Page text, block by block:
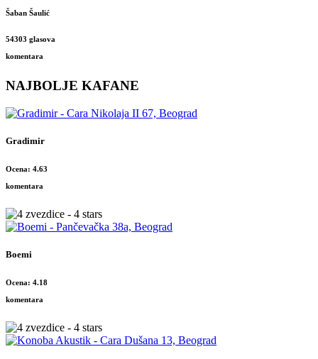
Šaban Šaulić
54303 glasova
komentara
NAJBOLJE KAFANE
Gradimir
Ocena: 4.63
komentara
Boemi
Ocena: 4.18
komentara